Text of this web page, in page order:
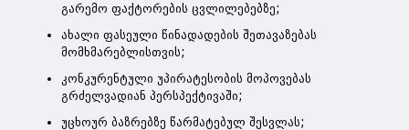
გარემო ფაქტორების ცვლილებებზე;
ახალი ფასეული წინადადების შეთავაზებას
მომხმარებლისთვის;
კონკურენტული უპირატესობის მოპოვებას
გრძელვადიან პერსპექტივაში;
უცხოურ ბაზრებზე წარმატებულ შესვლას;